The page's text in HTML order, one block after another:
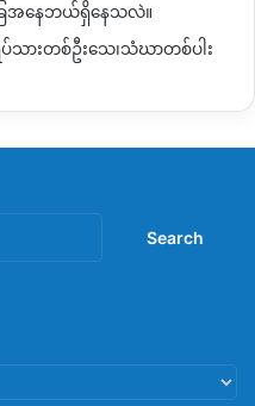
ရက်နေ့အထိ နေပြည်တော်
ျမ်းရေးညီလာခံ ၂၁ ရာစုပင်
အပါအဝင် FPNCC အဖွဲ့
Copy URL
ေအနေဘယ်ရှိနေသလဲ။
သားတစ်ဦးသေ၊သံဃာတစ်ပါး